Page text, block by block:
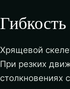
Хрящевой
При резких
столкновениях